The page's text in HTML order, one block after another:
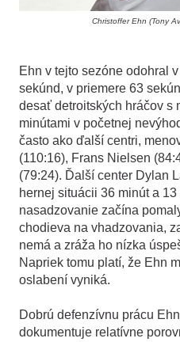
Christoffer Ehn (Tony
Ehn v tejto sezóne odohral
sekúnd, v priemere 63
desať detroitských hráčov s
minútami v početnej
často ako ďalší centri,
(110:16), Frans Nielsen
(79:24). Ďalší center Dylan
hernej situácii 36 minút a
nasadzovanie začína
chodieva na vhadzovania,
nemá a zráža ho nízka
Napriek tomu platí, že Ehn
oslabení vyniká.
Dobrú defenzívnu prácu
dokumentuje relatívne